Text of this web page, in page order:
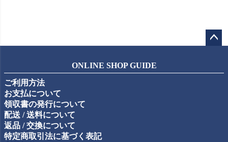
ップ
ONLINE SHOP GUIDE
ご利用方法
お支払について
領収書の発行について
配送 / 送料について
返品 / 交換について
特定商取引法に基づく表記